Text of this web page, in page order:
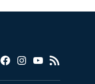
Facebook
Instagram
YouTube
RSS